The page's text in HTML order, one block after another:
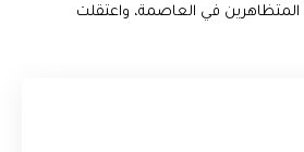
المتظاهرين في العاصمة، واعتقلت